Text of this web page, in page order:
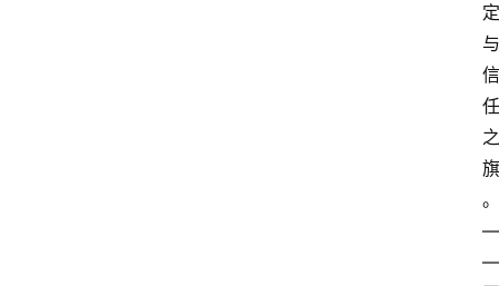
定
与
信
任
之
旗
。
—
—